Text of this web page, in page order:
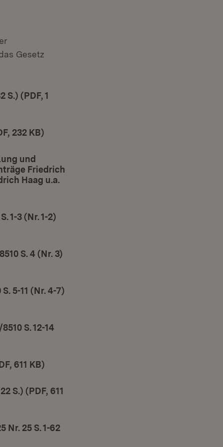
Gesetz
S.) (PDF, 1
232 KB)
und
Friedrich
Haag u.a.
1-3 (Nr. 1-2)
S. 4 (Nr. 3)
5-11 (Nr. 4-7)
S. 12-14
611 KB)
S.) (PDF, 611
Nr. 25 S. 1-62